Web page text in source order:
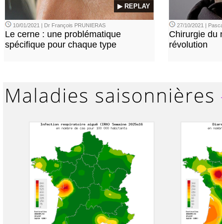
▶ REPLAY
10/01/2021 | Dr François PRUNIERAS
Le cerne : une problématique
spécifique pour chaque type
27/10/2021 |
Chirurgie du
révolution